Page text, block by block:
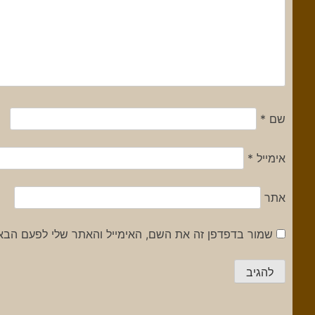
שם *
אימייל *
אתר
שמור בדפדפן זה את השם, האימייל והאתר שלי לפעם